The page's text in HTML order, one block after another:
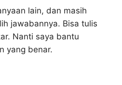
lain, dan masih
jawabannya. Bisa tulis
Nanti saya bantu
yang benar.